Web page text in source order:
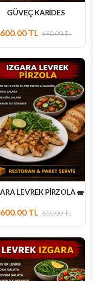
GÜVEÇ KARİDES
600.00 TL
IZGARA LEVREK PİRZOLA 🍣
600.00 TL